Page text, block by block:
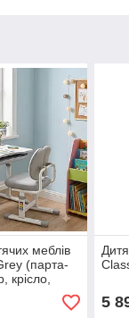
меблів
(парта-
крісло,
5